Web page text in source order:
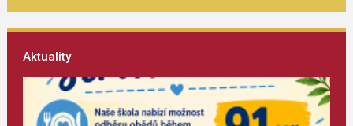
Aktuality